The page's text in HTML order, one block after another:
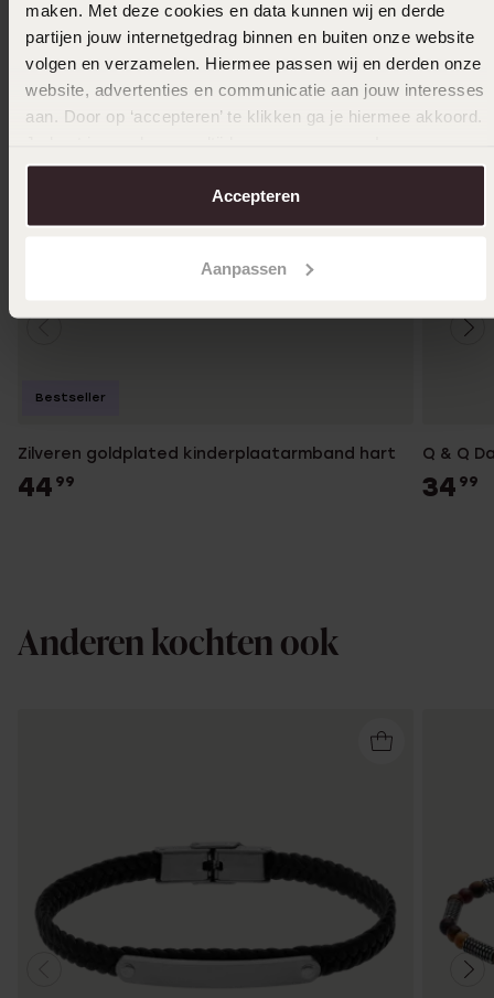
maken. Met deze cookies en data kunnen wij en derde
partijen jouw internetgedrag binnen en buiten onze website
volgen en verzamelen. Hiermee passen wij en derden onze
website, advertenties en communicatie aan jouw interesses
aan. Door op ‘accepteren’ te klikken ga je hiermee akkoord.
over in onscookiebeleid.
Accepteren
Aanpassen
Zilveren goldplated kinderplaatarmband hart
44 99
Bestseller
Q & Q
34 99
Anderen kochten ook